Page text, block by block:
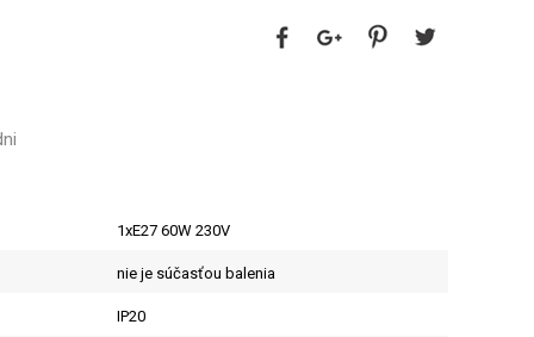
1xE27 60W 230V
nie je súčasťou balenia
IP20